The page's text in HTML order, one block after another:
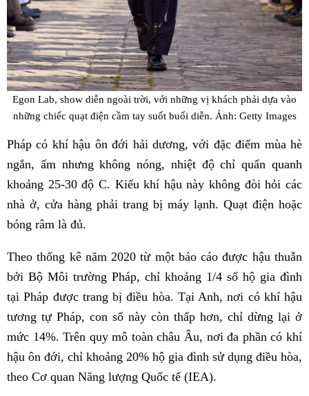
Egon Lab, show diễn ngoài trời, với những vị khách phải dựa vào
những chiếc quạt điện cầm tay suốt buổi diễn. Ảnh: Getty Images
Pháp có khí hậu ôn đới hải dương, với đặc điểm mùa hè
ngắn, ấm nhưng không nóng, nhiệt độ chỉ quẩn quanh
khoảng 25-30 độ C. Kiểu khí hậu này không đòi hỏi các
nhà ở, cửa hàng phải trang bị máy lạnh. Quạt điện hoặc
bóng râm là đủ.
Theo thống kê năm 2020 từ một báo cáo được hậu thuẫn
bởi Bộ Môi trường Pháp, chỉ khoảng 1/4 số hộ gia đình
tại Pháp được trang bị điều hòa. Tại Anh, nơi có khí hậu
tương tự Pháp, con số này còn thấp hơn, chỉ dừng lại ở
mức 14%. Trên quy mô toàn châu Âu, nơi đa phần có khí
hậu ôn đới, chỉ khoảng 20% hộ gia đình sử dụng điều hòa,
theo Cơ quan Năng lượng Quốc tế (IEA).